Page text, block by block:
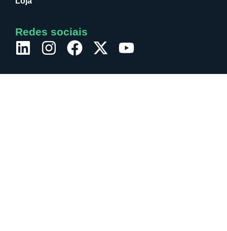
Redes sociais